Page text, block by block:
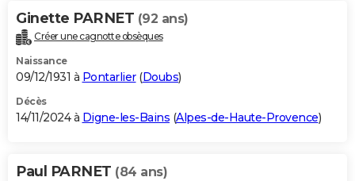
Ginette PARNET (92 ans)
Créer une cagnotte obsèques
Naissance
09/12/1931 à Pontarlier(Doubs)
Décès
14/11/2024 à Digne-les-Bains (Alpes-de-Haute-Provence)
Paul PARNET (84 ans)